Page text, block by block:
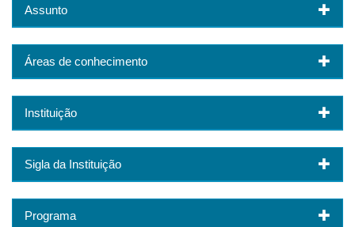
Assunto
Áreas de conhecimento
Instituição
Sigla da Instituição
Programa